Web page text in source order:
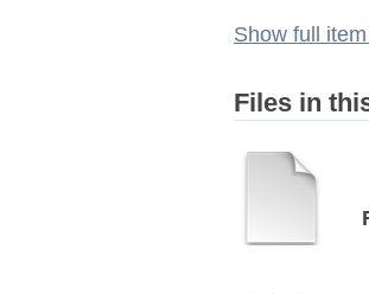
Show full
Files in